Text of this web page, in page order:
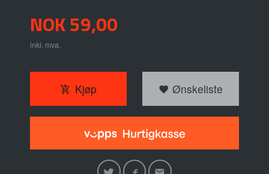
Pris
NOK59,00
inkl. mva.
Kjøp Ønskeliste